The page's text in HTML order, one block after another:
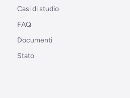
Casi di studio
FAQ
Documenti
Stato